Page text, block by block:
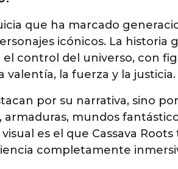
que ha marcado
icónicos. La historia
control del universo, con
la fuerza y la justicia.
por su narrativa, sino
mundos
es el que Cassava
completamente